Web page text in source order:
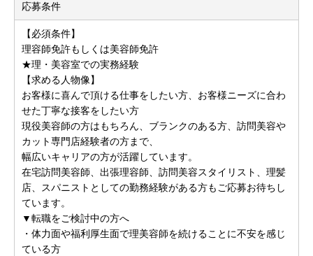
応募条件
【必須条件】
理容師免許もしくは美容師免許
★理・美容室での実務経験
【求める人物像】
お客様に喜んで頂ける仕事をしたい方、お客様ニーズに合わ
せた丁寧な接客をしたい方
現役美容師の方はもちろん、ブランクのある方、訪問美容や
カット専門店経験者の方まで、
幅広いキャリアの方が活躍しています。
在宅訪問美容師、出張理容師、訪問美容スタイリスト、理髪
店、スパニストとしての勤務経験がある方もご応募お待ちし
ています。
▼転職をご検討中の方へ
・体力面や福利厚生面で理美容師を続けることに不安を感じ
ている方